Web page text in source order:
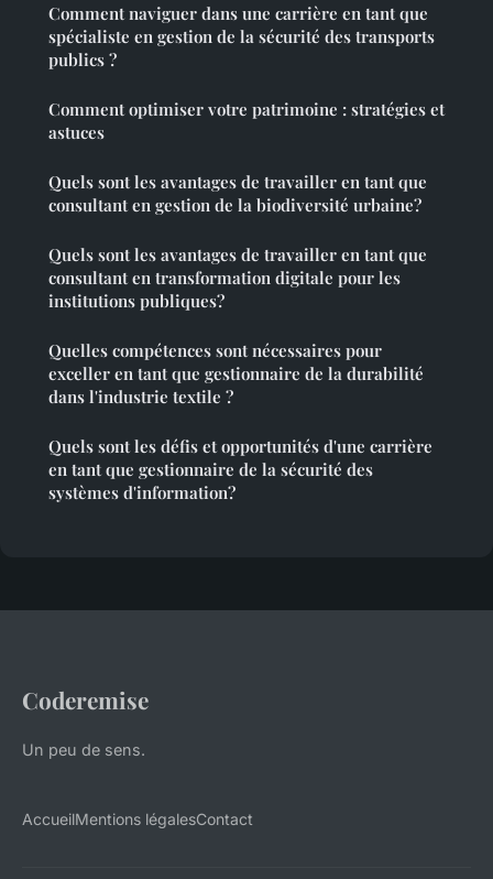
Comment naviguer dans une carrière en tant que
spécialiste en gestion de la sécurité des transports
publics ?
Comment optimiser votre patrimoine : stratégies et
astuces
Quels sont les avantages de travailler en tant que
consultant en gestion de la biodiversité urbaine?
Quels sont les avantages de travailler en tant que
consultant en transformation digitale pour les
institutions publiques?
Quelles compétences sont nécessaires pour
exceller en tant que gestionnaire de la durabilité
dans l'industrie textile ?
Quels sont les défis et opportunités d'une carrière
en tant que gestionnaire de la sécurité des
systèmes d'information?
Coderemise
Un peu de sens.
AccueilMentions légalesContact